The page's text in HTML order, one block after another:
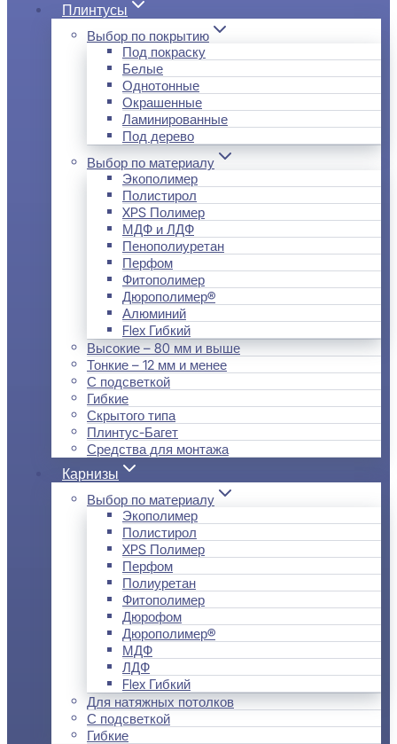
Плинтусы
Выбор по покрытию
Под покраску
Белые
Однотонные
Окрашенные
Ламинированные
Под дерево
Выбор по материалу
Экополимер
Полистирол
XPS Полимер
МДФ и ЛДФ
Пенополиуретан
Перфом
Фитополимер
Дюрополимер®
Алюминий
Flex Гибкий
Высокие – 80 мм и выше
Тонкие – 12 мм и менее
С подсветкой
Гибкие
Скрытого типа
Плинтус-Багет
Средства для монтажа
Карнизы
Выбор по материалу
Экополимер
Полистирол
XPS Полимер
Перфом
Полиуретан
Фитополимер
Дюрофом
Дюрополимер®
МДФ
ЛДФ
Flex Гибкий
Для натяжных потолков
С подсветкой
Гибкие